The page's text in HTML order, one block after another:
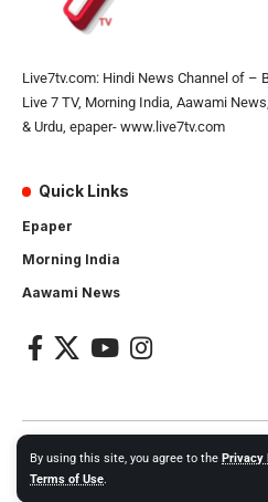
By using this site, you agree to the Privacy
Terms of Use.
Live7tv.com: Hindi News Channel of –
Live 7 TV, Morning India, Aawami
& Urdu, epaper- www.live7tv.com
Quick Links
Epaper
Morning India
Aawami News
2024- All Rights Reserved.Live 7